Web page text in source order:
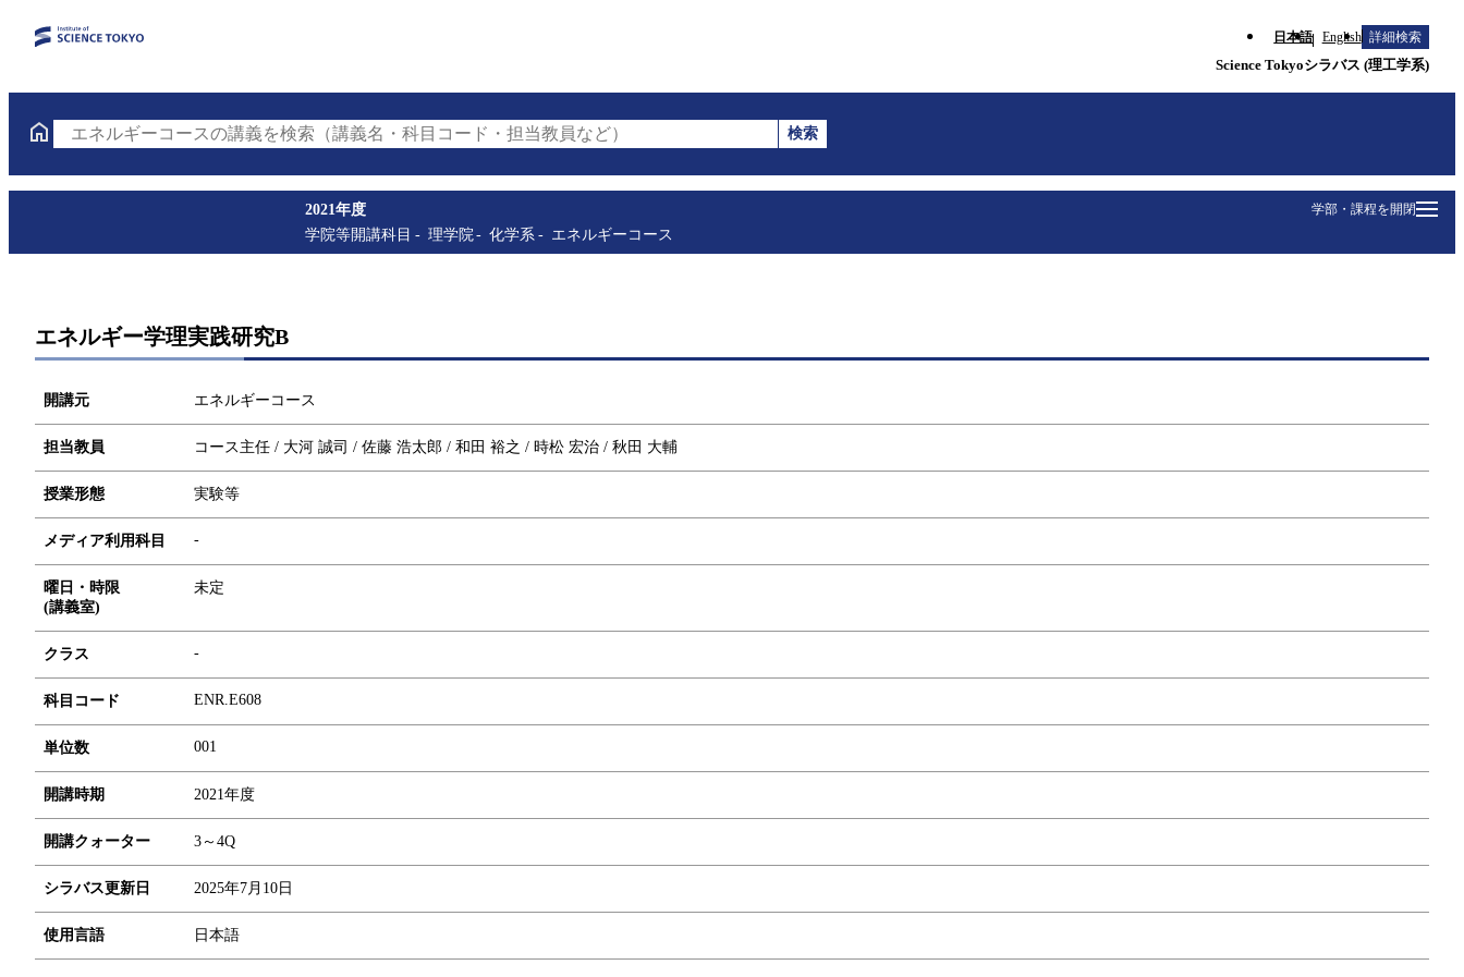
日本語 English 詳細検索
Science Tokyoシラバス (理工学系)
エネルギーコースの講義を検索（講義名・科目コード・担当教員など）
検索
学部・課程を開閉
2021年度
学院等開講科目
理学院 化学系 エネルギーコース
エネルギー学理実践研究B
開講元 エネルギーコース
担当教員 コース主任 / 大河 誠司 / 佐藤 浩太郎 / 和田 裕之 / 時松 宏治 / 秋田 大輔
授業形態 実験等
メディア利用科目 -
曜日・時限
(講義室)
未定
クラス -
科目コード ENR.E608
単位数 001
開講時期 2021年度
開講クォーター 3～4Q
シラバス更新日 2025年7月10日
使用言語 日本語